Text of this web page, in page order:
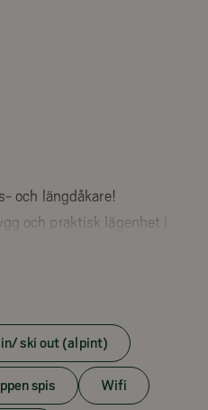
och längdåkare!
och praktisk lägenhet i
ski out (alpint)
spis Wifi